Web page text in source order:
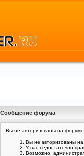
Сообщение форума
Вы не авторизованы на форуме
Вы не авторизованы на
У вас недостаточно
Возможно,